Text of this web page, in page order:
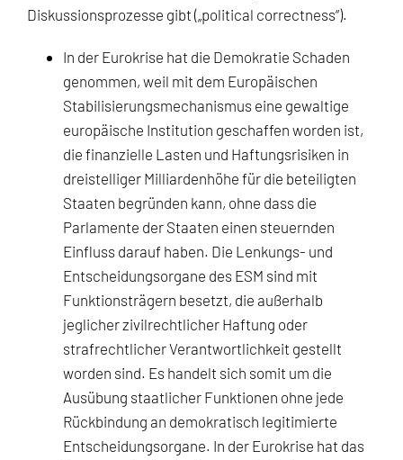
Diskussionsprozesse gibt („political correctness“).
In der Eurokrise hat die Demokratie Schaden
genommen, weil mit dem Europäischen
Stabilisierungsmechanismus eine gewaltige
europäische Institution geschaffen worden ist,
die finanzielle Lasten und Haftungsrisiken in
dreistelliger Milliardenhöhe für die beteiligten
Staaten begründen kann, ohne dass die
Parlamente der Staaten einen steuernden
Einfluss darauf haben. Die Lenkungs- und
Entscheidungsorgane des ESM sind mit
Funktionsträgern besetzt, die außerhalb
jeglicher zivilrechtlicher Haftung oder
strafrechtlicher Verantwortlichkeit gestellt
worden sind. Es handelt sich somit um die
Ausübung staatlicher Funktionen ohne jede
Rückbindung an demokratisch legitimierte
Entscheidungsorgane. In der Eurokrise hat das